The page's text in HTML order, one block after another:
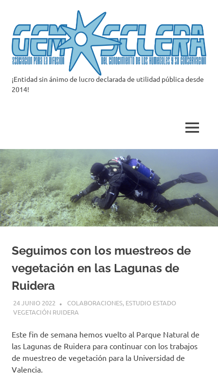
contenido
Asociación
¡Entidad sin ánimo de lucro declarada de utilidad pública desde
2014!
MENÚ
Seguimos con los muestreos de
vegetación en las Lagunas de
Ruidera
24 JUNIO 2022 GEMOSCLERA
COLABORACIONES, ESTUDIO ESTADO
VEGETACIÓN RUIDERA
Este fin de semana hemos vuelto al Parque Natural de
las Lagunas de Ruidera para continuar con los trabajos
de muestreo de vegetación para la Universidad de
Valencia.